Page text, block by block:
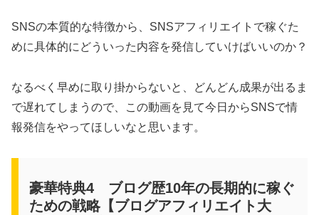
SNSの本質的な特徴から、SNSアフィリエイトで稼ぐた
めに具体的にどういった内容を発信していけばいいのか？
なるべく早めに取り掛からないと、どんどん成果が出るま
で遅れてしまうので、この動画を見て今日からSNSで情
報発信をやってほしいなと思います。
豪華特典4 ブログ歴10年の長期的に稼ぐ
ための戦略【ブログアフィリエイト大